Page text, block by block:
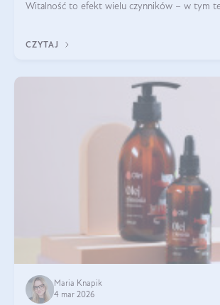
Witalność to efekt wielu czynników – w tym
CZYTAJ
Maria Knapik
4 mar 2026